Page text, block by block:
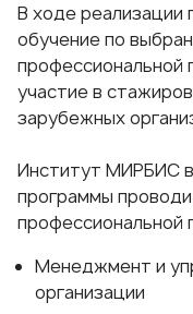
В ходе реализации
обучение по
профессиональной
участие в
зарубежных
Институт МИРБИС
программы
профессиональной
Менеджмент и
организации